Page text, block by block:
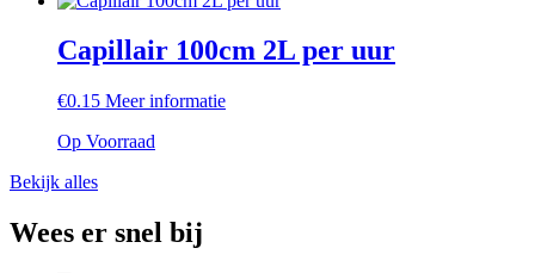
Capillair 100cm 2L per uur
€0.15 Meer informatie
Op Voorraad
Bekijk alles
Wees er snel bij